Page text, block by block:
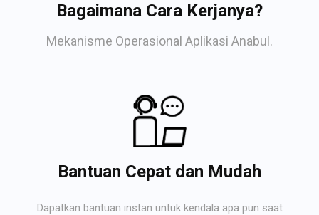
Bagaimana Cara Kerjanya?
Mekanisme Operasional Aplikasi Anabul.
Bantuan Cepat dan Mudah
Dapatkan bantuan instan untuk kendala apa pun saat